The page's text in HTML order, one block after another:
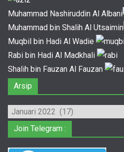
Muhammad Nashiruddin Al Albani
Muhammad bin Shalih Al Utsaimin
Muqbil bin Hadi Al Wadie
Rabi bin Hadi Al Madkhali
Shalih bin Fauzan Al Fauzan
Arsip
Arsip
Join Telegram :